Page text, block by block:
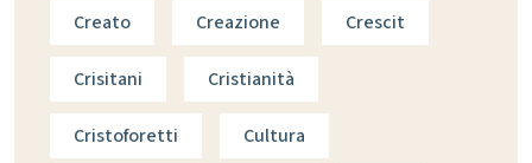
Creato Creazione Crescit
Crisitani Cristianità
Cristoforetti Cultura